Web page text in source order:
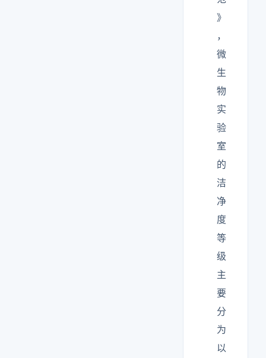
》
，
微
生
物
实
验
室
的
洁
净
度
等
级
主
要
分
为
以